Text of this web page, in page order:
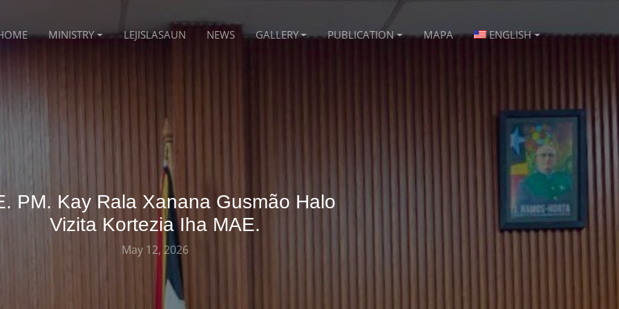
MINISTRY LEJISLASAUN NEWS GALLERY PUBLICATION MAPA ENGLISH
PM. Kay Rala Xanana Gusmão Halo
Vizita Kortezia Iha MAE.
May 12, 2026